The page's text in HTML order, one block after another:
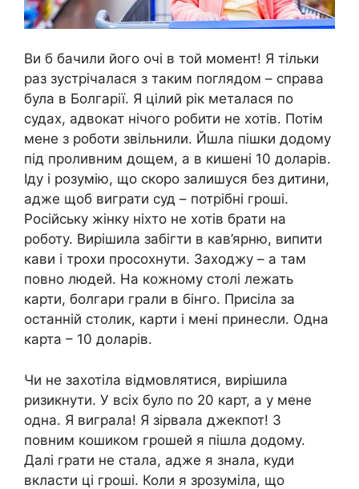
Ви б бачили його очі в той момент! Я тільки
раз зустрічалася з таким поглядом – справа
була в Болгарії. Я цілий рік металася по
судах, адвокат нічого робити не хотів. Потім
мене з роботи звільнили. Йшла пішки додому
під проливним дощем, а в кишені 10 доларів.
Іду і розумію, що скоро залишуся без дитини,
адже щоб виграти суд – потрібні гроші.
Російську жінку ніхто не хотів брати на
роботу. Вирішила забігти в кав’ярню, випити
кави і трохи просохнути. Заходжу – а там
повно людей. На кожному столі лежать
карти, болгари грали в бінго. Присіла за
останній столик, карти і мені принесли. Одна
карта – 10 доларів.
Чи не захотіла відмовлятися, вирішила
ризикнути. У всіх було по 20 карт, а у мене
одна. Я виграла! Я зірвала джекпот! З
повним кошиком грошей я пішла додому.
Далі грати не стала, адже я знала, куди
вкласти ці гроші. Коли я зрозуміла, що